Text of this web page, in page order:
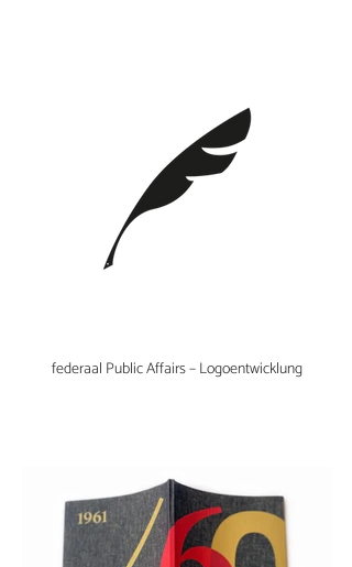
federaal Public Affairs – Logoentwicklung